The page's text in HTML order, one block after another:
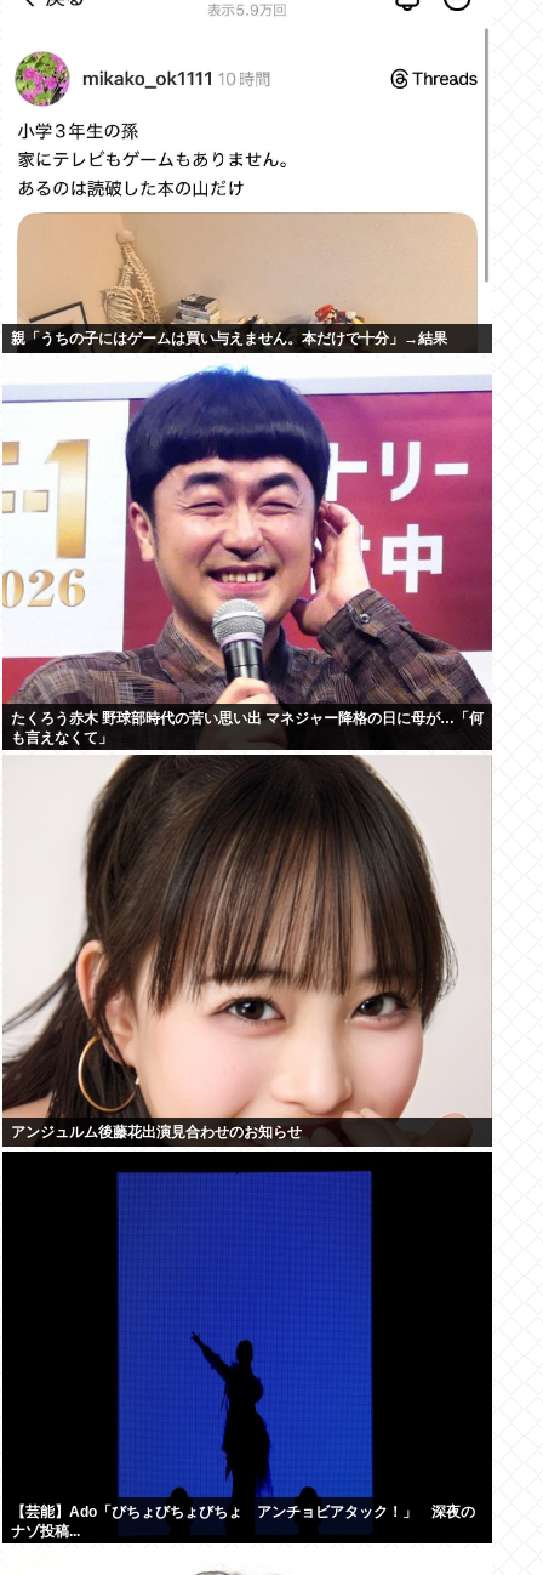
親「うちの子にはゲームは買い与えません。本だけで十分」→結果
たくろう赤木 野球部時代の苦い思い出 マネジャー降格の日に母が…「何
も言えなくて」
アンジュルム後藤花出演見合わせのお知らせ
【芸能】Ado「びちょびちょびちょ アンチョビアタック！」 深夜の
ナゾ投稿...